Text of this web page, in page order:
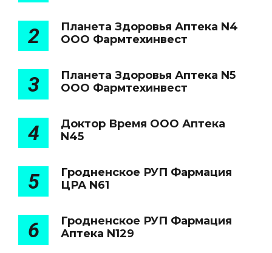
2
Планета Здоровья Аптека N4
ООО Фармтехинвест
3
Планета Здоровья Аптека N5
ООО Фармтехинвест
4
Доктор Время ООО Аптека
N45
5
Гродненское РУП Фармация
ЦРА N61
6
Гродненское РУП Фармация
Аптека N129